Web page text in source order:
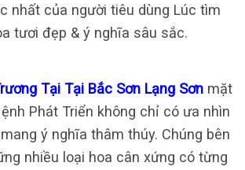
nhất của người tiêu dùng Lúc tìm
tươi đẹp & ý nghĩa sâu sắc.
Tại Tại Bắc Sơn Lạng Sơn mặt
Phát Triển không chỉ có ưa nhìn
ý nghĩa thâm thúy. Chúng bên
nhiều loại hoa cân xứng có từng